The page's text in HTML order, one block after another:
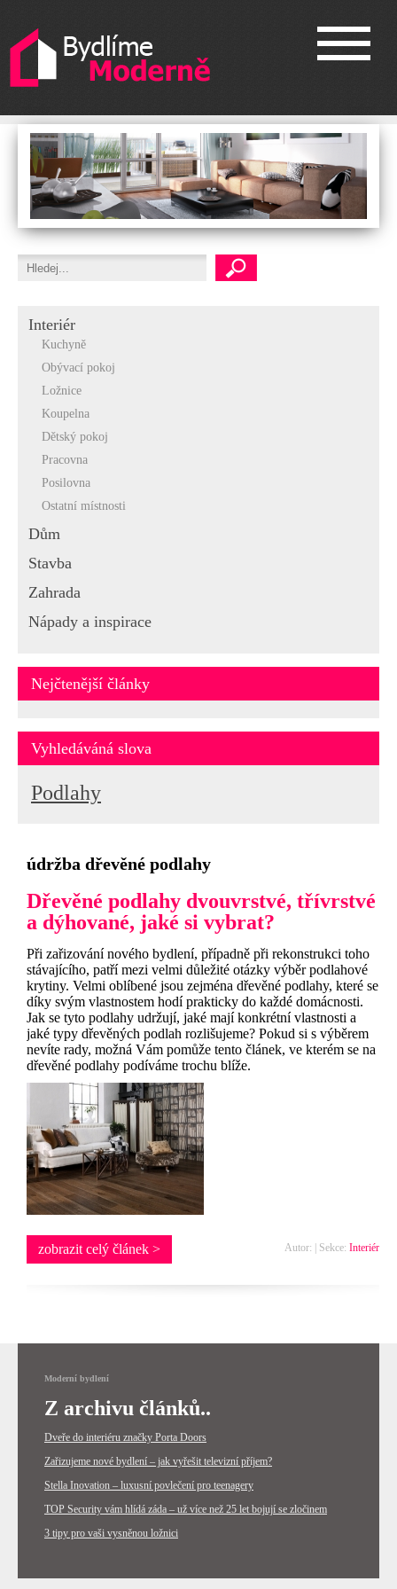
Interiér
Kuchyně
Obývací pokoj
Ložnice
Koupelna
Dětský pokoj
Pracovna
Posilovna
Ostatní místnosti
Dům
Stavba
Zahrada
Nápady a inspirace
Nejčtenější články
Vyhledáváná slova
Podlahy
údržba dřevěné podlahy
Dřevěné podlahy dvouvrstvé, třívrstvé
a dýhované, jaké si vybrat?
Při zařizování nového bydlení, případně při rekonstrukci toho
stávajícího, patří mezi velmi důležité otázky výběr podlahové
krytiny. Velmi oblíbené jsou zejména dřevěné podlahy, které se
díky svým vlastnostem hodí prakticky do každé domácnosti.
Jak se tyto podlahy udržují, jaké mají konkrétní vlastnosti a
jaké typy dřevěných podlah rozlišujeme? Pokud si s výběrem
nevíte rady, možná Vám pomůže tento článek, ve kterém se na
dřevěné podlahy podíváme trochu blíže.
zobrazit celý článek > Autor: | Sekce: Interiér
Moderní bydlení
Z archivu článků..
Dveře do interiéru značky Porta Doors
Zařizujeme nové bydlení – jak vyřešit televizní příjem?
Stella Inovation – luxusní povlečení pro teenagery
TOP Security vám hlídá záda – už více než 25 let bojují se zločinem
3 tipy pro vaši vysněnou ložnici